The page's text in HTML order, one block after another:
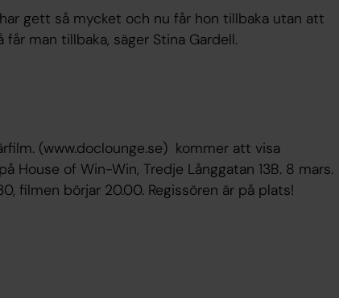
gett så mycket och nu får hon tillbaka utan att
man tillbaka, säger Stina Gardell.
(www.doclounge.se) kommer att visa
House of Win-Win, Tredje Långgatan 13B. 8 mars.
filmen börjar 20.00. Regissören är på plats!